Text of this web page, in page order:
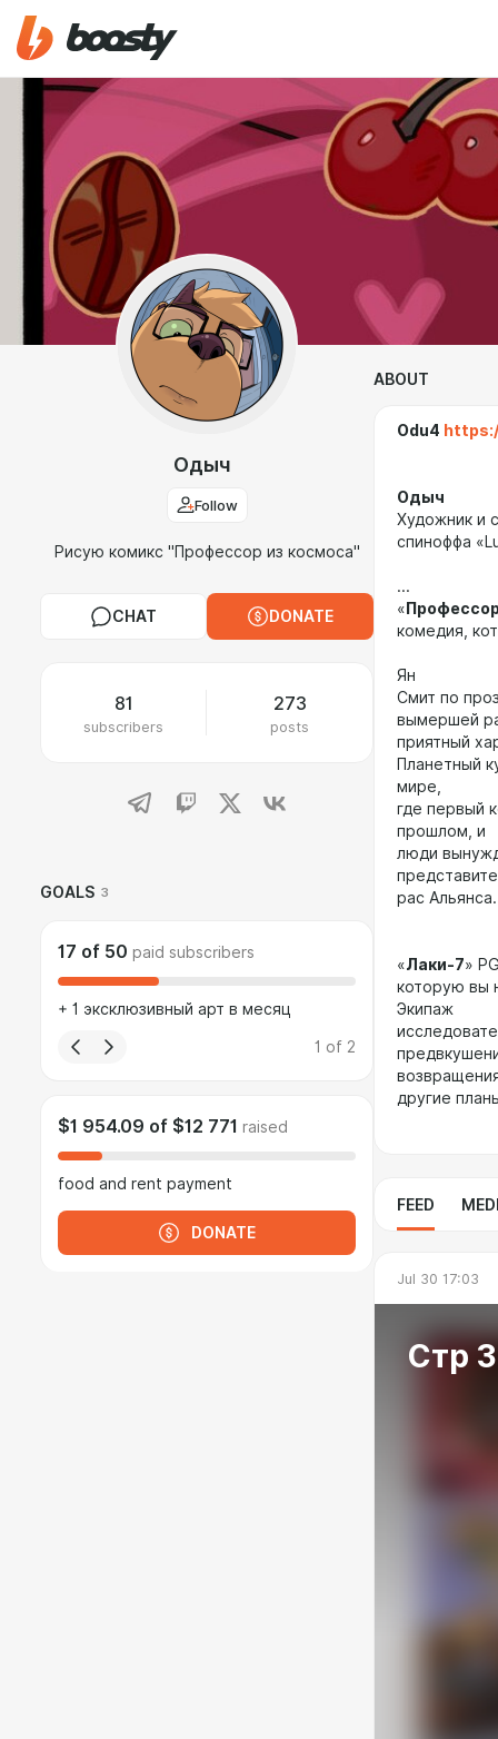
Одыч
Follow
Рисую комикс "Профессор из космоса"
CHAT DONATE
81
subscribers
273
posts
GOALS 3
17 of 50 paid subscribers
+ 1 эксклюзивный арт в месяц
1 of 2
$1 954.09 of $12 771 raised
food and rent payment
DONATE
ABOUT
Odu4
Одыч
Художник и
спиноффа
...
«
комедия,
Ян
Смит по
вымершей
приятный
Планетный
мире,
где первый
прошлом, и
люди
рас Альянса.
«Лаки-7»
которую вы
Экипаж
другие
FEED
Jul 30 17:03
Стр